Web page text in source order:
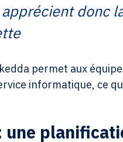
donc
permet aux
informatique, ce
une